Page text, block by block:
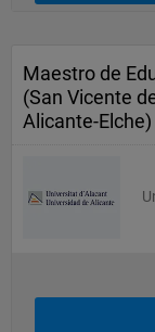
Maestro de
(San Vicente
Alicante-Elche)